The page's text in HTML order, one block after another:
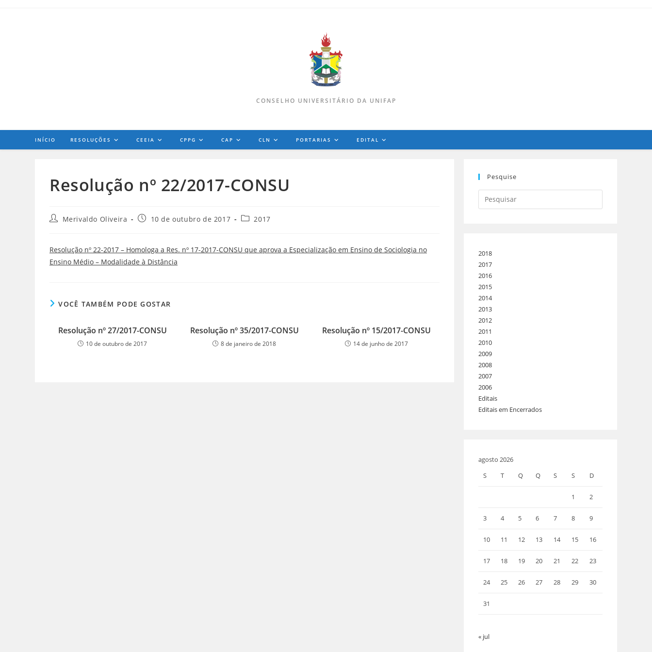
CONSELHO UNIVERSITÁRIO DA UNIFAP
INÍCIO RESOLUÇÕES CEEIA CPPG CAP CLN PORTARIAS EDITAL
Resolução nº 22/2017-CONSU
Merivaldo Oliveira 10 de outubro de 2017 2017
Resolução nº 22-2017 – Homologa a Res. nº 17-2017-CONSU que aprova a Especialização em Ensino de Sociologia no
Ensino Médio – Modalidade à Distância
VOCÊ TAMBÉM PODE GOSTAR
Resolução nº 27/2017-CONSU
10 de outubro de 2017
Resolução nº 35/2017-CONSU
8 de janeiro de 2018
Resolução nº 15/2017-CONSU
14 de junho de 2017
Pesquise
2018
2017
2016
2015
2014
2013
2012
2011
2010
2009
2008
2007
2006
Editais
Editais em Encerrados
agosto 2026
S
T Q Q S S D
1 2
3 4 5 6 7 8 9
10 11 12 13 14 15 16
17 18 19 20 21 22 23
24 25 26 27 28 29 30
31
« jul